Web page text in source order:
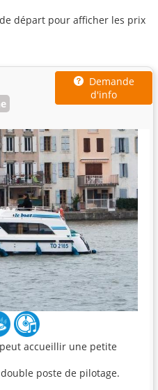
départ pour afficher les prix
Demande
d'info
accueillir une petite
poste de pilotage.